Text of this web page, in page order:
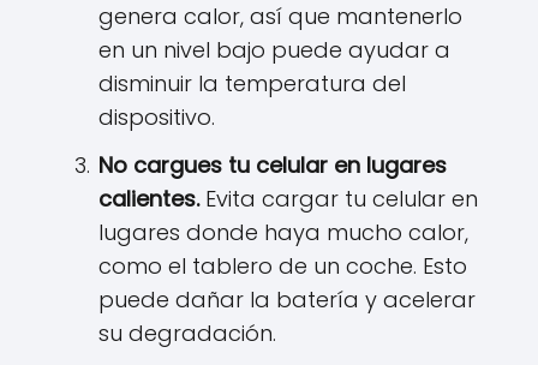
genera calor, así que mantenerlo
en un nivel bajo puede ayudar a
disminuir la temperatura del
dispositivo.
No cargues tu celular en lugares
calientes.Evita cargar tu celular en
lugares donde haya mucho calor,
como el tablero de un coche. Esto
puede dañar la batería y acelerar
su degradación.